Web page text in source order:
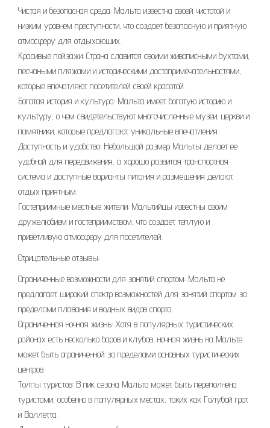
Чистая и безопасная среда: Мальта известна своей чистотой и
низким уровнем преступности, что создает безопасную и приятную
атмосферу для отдыхающих.
Красивые пейзажи: Страна славится своими живописными бухтами,
песчаными пляжами и историческими достопримечательностями,
которые впечатляют посетителей своей красотой.
Богатая история и культура: Мальта имеет богатую историю и
культуру, о чем свидетельствуют многочисленные музеи, церкви и
памятники, которые предлагают уникальные впечатления.
Доступность и удобство: Небольшой размер Мальты делает ее
удобной для передвижения, а хорошо развитая транспортная
система и доступные варианты питания и размещения делают
отдых приятным.
Гостеприимные местные жители: Мальтийцы известны своим
дружелюбием и гостеприимством, что создает теплую и
приветливую атмосферу для посетителей.
Отрицательные отзывы:
Ограниченные возможности для занятий спортом: Мальта не
предлагает широкий спектр возможностей для занятий спортом за
пределами плавания и водных видов спорта.
Ограниченная ночная жизнь: Хотя в популярных туристических
районах есть несколько баров и клубов, ночная жизнь на Мальте
может быть ограниченной за пределами основных туристических
центров.
Толпы туристов: В пик сезона Мальта может быть переполнена
туристами, особенно в популярных местах, таких как Голубой грот
и Валлетта.